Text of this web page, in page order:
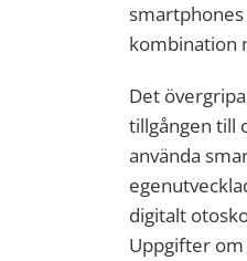
smartphones
kombination
Det
tillgången till
använda
digitalt
Uppgifter